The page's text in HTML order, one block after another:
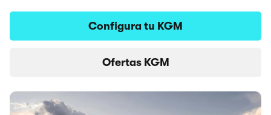
Configura tu KGM
Ofertas KGM